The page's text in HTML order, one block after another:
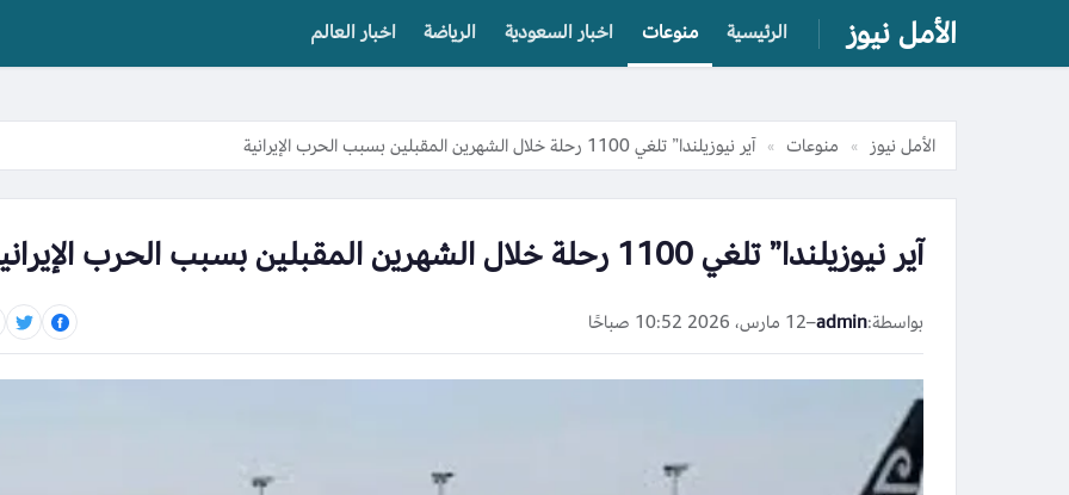
الأمل نيوز الرئيسية منوعات اخبار السعودية الرياضة اخبار العالم
الأمل نيوز » منوعات » آير نيوزيلندا” تلغي 1100 رحلة خلال الشهرين المقبلين بسبب الحرب الإيرانية
آير نيوزيلندا” تلغي 1100 رحلة خلال الشهرين المقبلين بسبب الحرب الإيرانية
بواسطة:admin
–12 مارس، 2026 10:52 صباحًا